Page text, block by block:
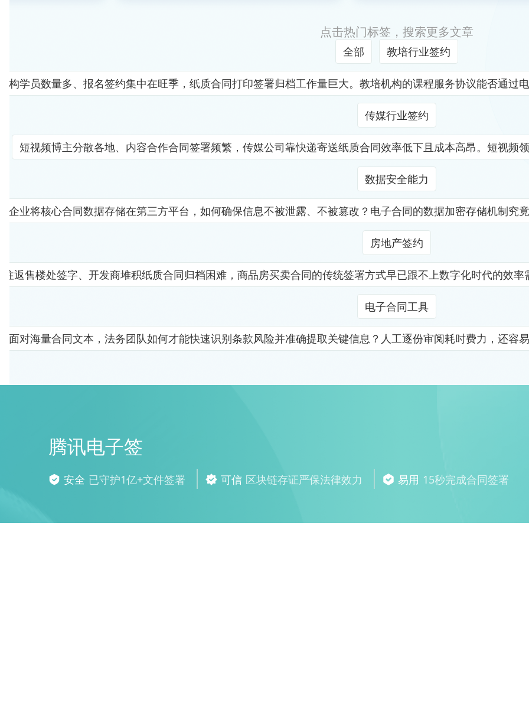
点击热门标签，搜索更多文章
全部 教培行业签约
构学员数量多、报名签约集中在旺季，纸质合同打印签署归档工作量巨大。教培机构的课程服务协议能否通过
传媒行业签约
短视频博主分散各地、内容合作合同签署频繁，传媒公司靠快递寄送纸质合同效率低下且成本高昂。短视频
数据安全能力
企业将核心合同数据存储在第三方平台，如何确保信息不被泄露、不被篡改？电子合同的数据加密存储机制究
房地产签约
往返售楼处签字、开发商堆积纸质合同归档困难，商品房买卖合同的传统签署方式早已跟不上数字化时代的效
电子合同工具
面对海量合同文本，法务团队如何才能快速识别条款风险并准确提取关键信息？人工逐份审阅耗时费力，还容
腾讯电子签
安全 已守护1亿+文件签署 可信 区块链存证严保法律效力 易用 15秒完成合同签署